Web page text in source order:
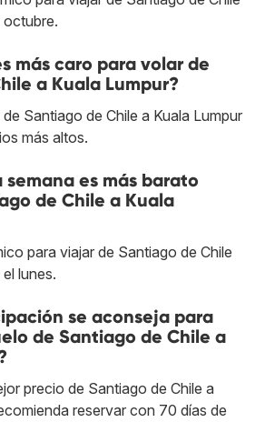
octubre.
más caro para volar de
a Kuala Lumpur?
Santiago de Chile a Kuala Lumpur
más altos.
semana es más barato
de Chile a Kuala
para viajar de Santiago de Chile
lunes.
se aconseja para
de Santiago de Chile a
precio de Santiago de Chile a
reservar con 70 días de